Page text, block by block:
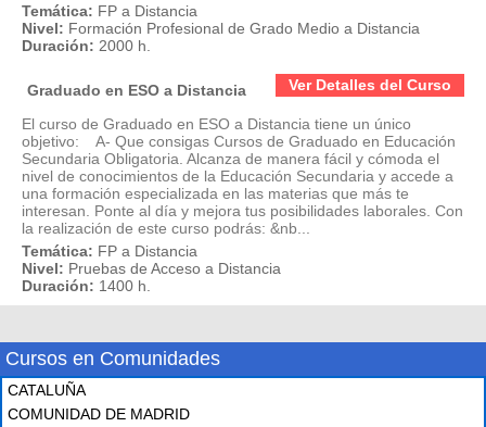
Temática: FP a Distancia
Nivel: Formación Profesional de Grado Medio a Distancia
Duración: 2000 h.
Ver Detalles del Curso
Graduado en ESO a Distancia
El curso de Graduado en ESO a Distancia tiene un único
objetivo: A- Que consigas Cursos de Graduado en Educación
Secundaria Obligatoria. Alcanza de manera fácil y cómoda el
nivel de conocimientos de la Educación Secundaria y accede a
una formación especializada en las materias que más te
interesan. Ponte al día y mejora tus posibilidades laborales. Con
la realización de este curso podrás: &nb...
Temática: FP a Distancia
Nivel: Pruebas de Acceso a Distancia
Duración: 1400 h.
Cursos en Comunidades
CATALUÑA
COMUNIDAD DE MADRID